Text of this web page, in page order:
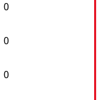
0
0
0